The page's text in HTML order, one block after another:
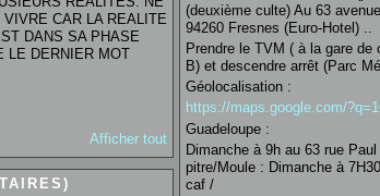
CAR LA REALITE
DANS SA PHASE
LE DERNIER MOT
Afficher tout
(deuxième culte) Au 63
94260 Fresnes (Euro-Hotel) ..
Prendre le TVM ( à la gare
B) et descendre arrêt (Parc
Géolocalisation :
https://maps.google.com/
Guadeloupe :
Dimanche à 9h au 63 rue
pitre/Moule : Dimanche à
caf /